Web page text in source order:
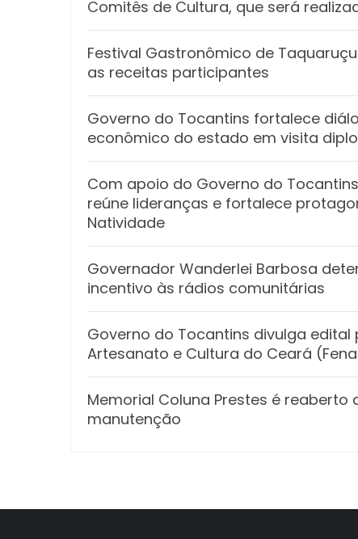
Comitês de Cultura, que será
Festival Gastronômico de
as receitas participantes
Governo do Tocantins fortalece
econômico do estado em visita
Com apoio do Governo do
reúne lideranças e fortalece
Natividade
Governador Wanderlei Barbosa
incentivo às rádios comunitárias
Governo do Tocantins divulga
Artesanato e Cultura do Ceará
Memorial Coluna Prestes é
manutenção